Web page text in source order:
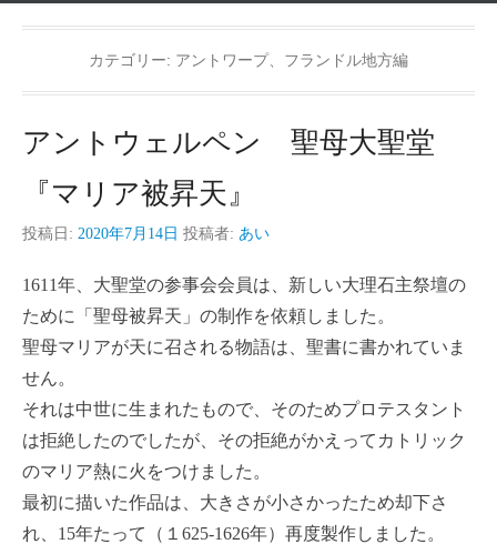
カテゴリー: アントワープ、フランドル地方編
アントウェルペン 聖母大聖堂
『マリア被昇天』
投稿日: 2020年7月14日 投稿者: あい
1611年、大聖堂の参事会会員は、新しい大理石主祭壇の
ために「聖母被昇天」の制作を依頼しました。
聖母マリアが天に召される物語は、聖書に書かれていま
せん。
それは中世に生まれたもので、そのためプロテスタント
は拒絶したのでしたが、その拒絶がかえってカトリック
のマリア熱に火をつけました。
最初に描いた作品は、大きさが小さかったため却下さ
れ、15年たって（１625-1626年）再度製作しました。